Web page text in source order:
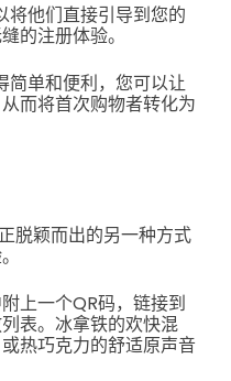
将他们直接引导到您的
的注册体验。
简单和便利，您可以让
而将首次购物者转化为
脱颖而出的另一种方式
上一个QR码，链接到
表。冰拿铁的欢快混
热巧克力的舒适原声音